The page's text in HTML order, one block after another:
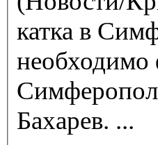
катка в
необходимо
Бахарев. ...